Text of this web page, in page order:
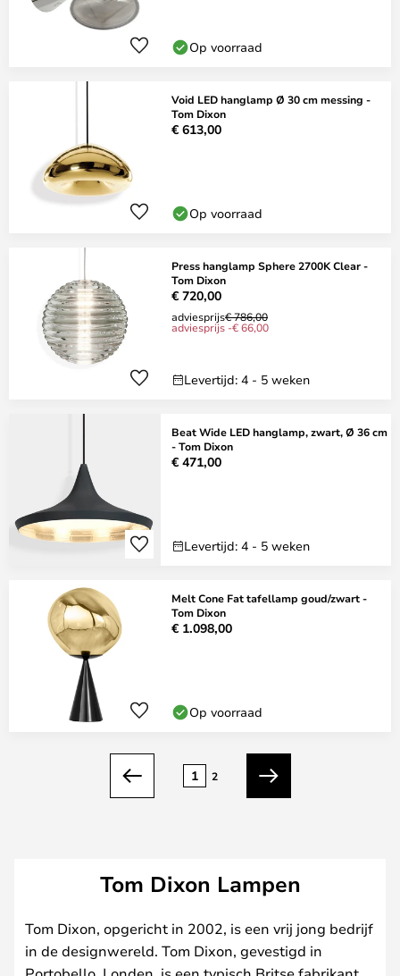
Op voorraad
Void LED hanglamp Ø 30 cm messing -
Tom Dixon
€ 613,00
Op voorraad
Press hanglamp Sphere 2700K Clear -
Tom Dixon
€ 720,00
adviesprijs€ 786,00
adviesprijs -€ 66,00
Levertijd: 4 - 5 weken
Beat Wide LED hanglamp, zwart, Ø 36 cm
- Tom Dixon
€ 471,00
Levertijd: 4 - 5 weken
Melt Cone Fat tafellamp goud/zwart -
Tom Dixon
€ 1.098,00
Op voorraad
Vorige
1 2
Volgende
Tom Dixon Lampen
Tom Dixon, opgericht in 2002, is een vrij jong bedrijf
in de designwereld. Tom Dixon, gevestigd in